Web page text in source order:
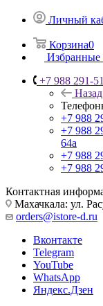
Личный
Корзина0
Избранные
+7 988 291-
Назад
+7 988
+7 988
64а
+7 988
+7 988
Контактная
Махачкала: ул.
orders@istore-d.ru
Вконтакте
Telegram
YouTube
WhatsApp
Яндекс.Дзен